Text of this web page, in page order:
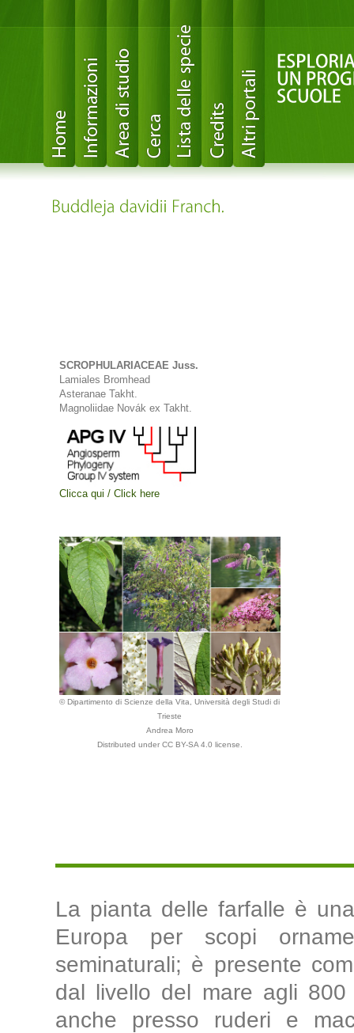
SCROPHULARIACEAE Juss.
Lamiales Bromhead
Asteranae Takht.
Magnoliidae Novák ex Takht.
Clicca qui / Click here
© Dipartimento di Scienze della Vita, Università degli Studi di
Trieste
Andrea Moro
Distributed under CC BY-SA 4.0 license.
La pianta delle farfalle è
Europa per scopi
seminaturali; è presente
dal livello del mare agli
anche presso ruderi e